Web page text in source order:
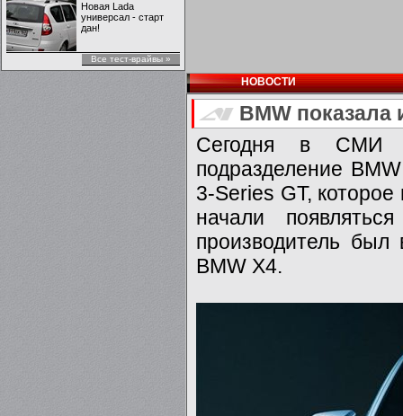
Новая Lada
универсал - старт
дан!
Все тест-врайвы »
НОВОСТИ
BMW показала
Сегодня в СМИ
подразделение
3-Series GT,
начали
производитель был
BMW X4.